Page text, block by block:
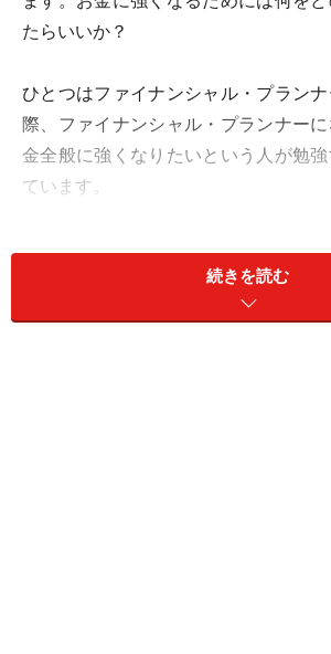
たらいいか？
ひとつはファイナンシャル・プラン
際、ファイナンシャル・プランナー
金全般に強くなりたいという人が勉
ています。
たんにお金の知識、お金を増やす知
く、自分のライフプラン、ライフイベ
将来何のためにどれくらいお金必要に
続きを読む